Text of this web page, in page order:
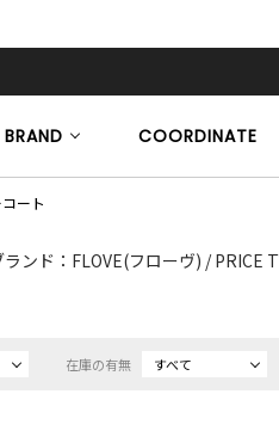
BRAND COORDINATE
ート
ランド：FLOVE(フローヴ) / PRICE
在庫の有無 すべて